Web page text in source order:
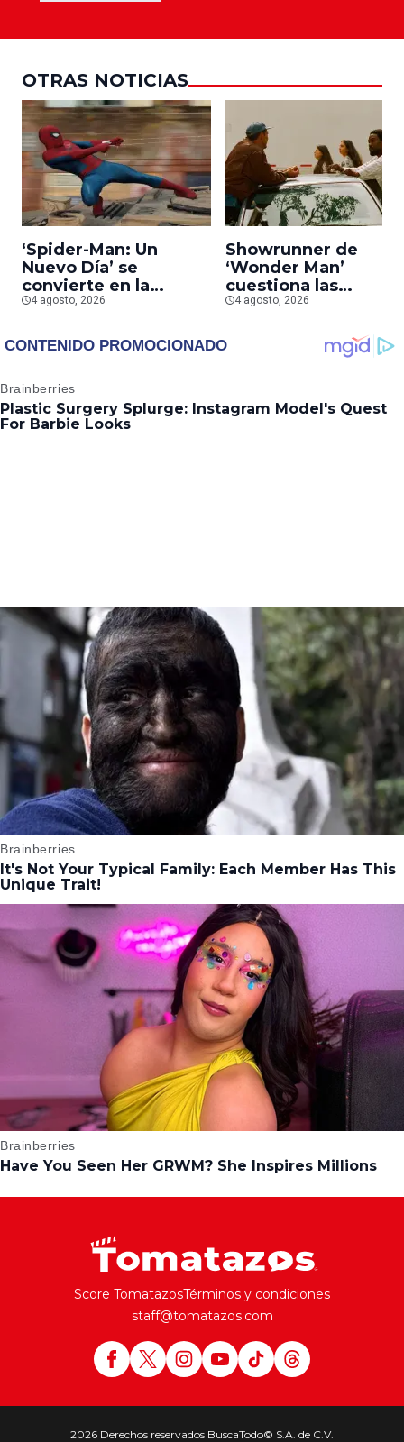
OTRAS NOTICIAS
‘Spider-Man: Un
Nuevo Día’ se
convierte en la
segunda película que
los mil millones en
taquilla
4 agosto, 2026
Showrunner de
‘Wonder Man’
cuestiona las
prioridades de
la serie
4 agosto, 2026
Score TomatazosTérminos y condiciones
staff@tomatazos.com
2026 Derechos reservados BuscaTodo© S.A. de C.V.